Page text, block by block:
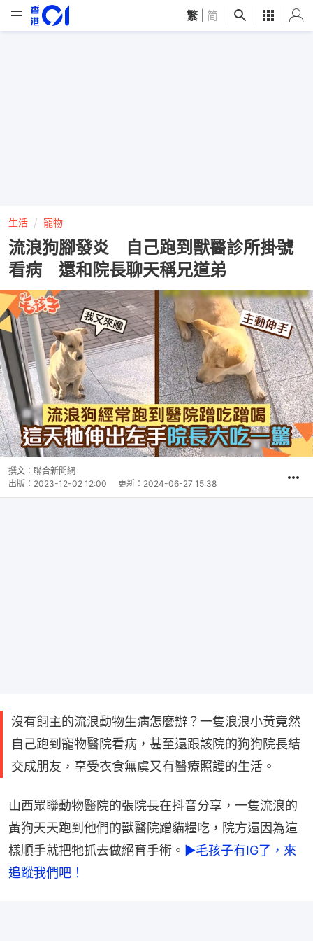
繁 简
生活 寵物
流浪狗腳發炎 自己跑到獸醫診所掛號
看病 還和院長聊天稱兄道弟
撰文： 聯合新聞網
出版： 2023-12-02 12:00 更新： 2024-06-27 15:38
沒有飼主的流浪動物生病怎麼辦？一隻浪浪小黃竟然
自己跑到寵物醫院看病，甚至還跟該院的狗狗院長結
交成朋友，享受衣食無虞又有醫療照護的生活。
山西眾聯動物醫院的張院長在抖音分享，一隻流浪的
黃狗天天跑到他們的獸醫院蹭貓糧吃，院方還因為這
樣順手就把牠抓去做絕育手術。 ►毛孩子有IG了，來
追蹤我們吧！